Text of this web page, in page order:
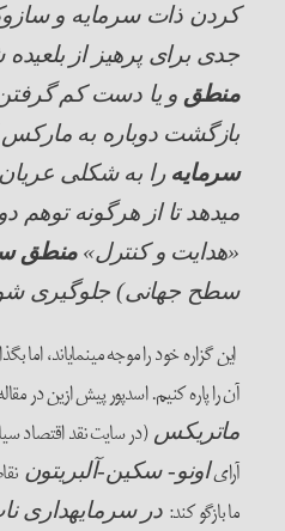
کردن ذات سرمایه و
جدی برای پرهیز از
منطق و یا دست کم
بازگشت دوباره به
سرمایه را به شکلی
می­دهد تا از هرگونه توهم
«هدایت و کنترل»منطق
سطح جهانی) جلوگیری
این گزاره خود را موجه می­نمایاند،
آن را پاره کنیم. اسدپور پیش ازین در
ماتریکس(در سایت نقد اقتصاد
آرایاونو- سکین-آلبریتون
ما بازگو کند:در سرمایه­داری